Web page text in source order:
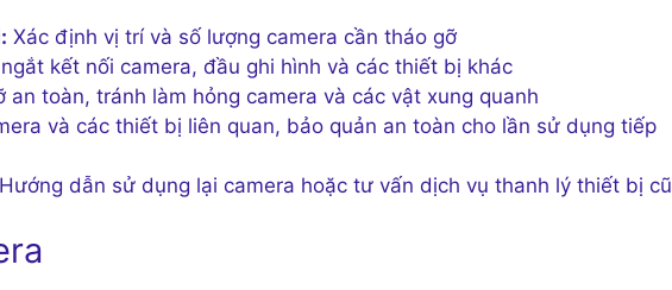
Xác định vị trí và số lượng camera cần tháo gỡ
kết nối camera, đầu ghi hình và các thiết bị khác
an toàn, tránh làm hỏng camera và các vật xung quanh
và các thiết bị liên quan, bảo quản an toàn cho lần sử dụng tiếp
Hướng dẫn sử dụng lại camera hoặc tư vấn dịch vụ thanh lý thiết bị cũ